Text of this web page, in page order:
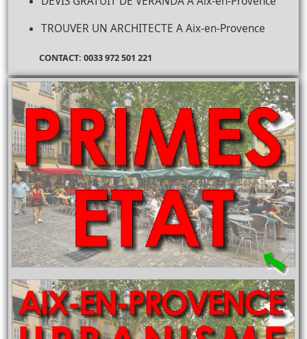
TROUVER UN ARCHITECTE A Aix-en-Provence
CONTACT: 0033 972 501 221